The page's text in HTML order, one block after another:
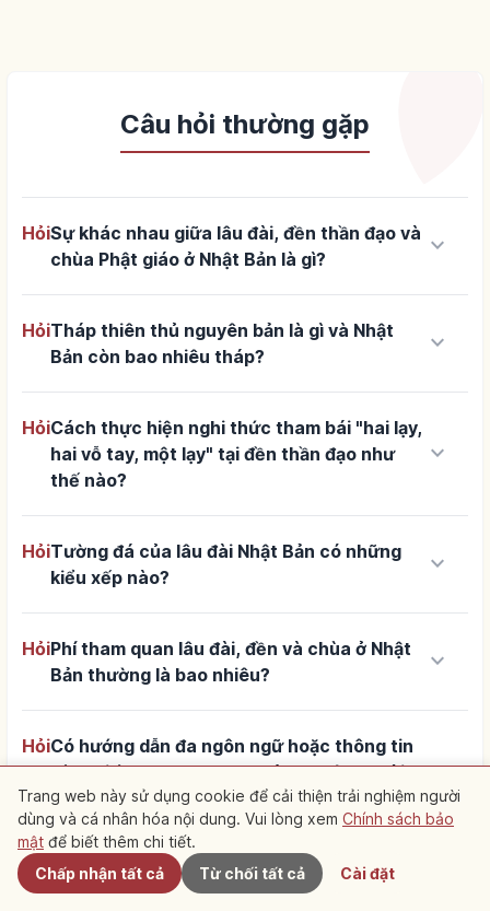
Câu hỏi thường gặp
HỏiSự khác nhau giữa lâu đài, đền thần đạo và
chùa Phật giáo ở Nhật Bản là gì?
keyboard_arrow_down
HỏiTháp thiên thủ nguyên bản là gì và Nhật
Bản còn bao nhiêu tháp?
keyboard_arrow_down
HỏiCách thực hiện nghi thức tham bái "hai lạy,
hai vỗ tay, một lạy" tại đền thần đạo như
thế nào?
keyboard_arrow_down
HỏiTường đá của lâu đài Nhật Bản có những
kiểu xếp nào?
keyboard_arrow_down
HỏiPhí tham quan lâu đài, đền và chùa ở Nhật
Bản thường là bao nhiêu?
keyboard_arrow_down
HỏiCó hướng dẫn đa ngôn ngữ hoặc thông tin
bằng tiếng Anh cho du khách nước ngoài
không?
keyboard_arrow_down
HỏiĐi dạo cả khu phố xung quanh có giúp hiểu
sâu hơn không?
Gần đây
Tìm hiểu về Văn hóa truyền thống Khám phá Tất cả khu vực
Trang web này sử dụng cookie để cải thiện trải nghiệm người
dùng và cá nhân hóa nội dung. Vui lòng xem Chính sách bảo
mật để biết thêm chi tiết.
Chấp nhận tất cả
Từ chối tất cả Cài đặt